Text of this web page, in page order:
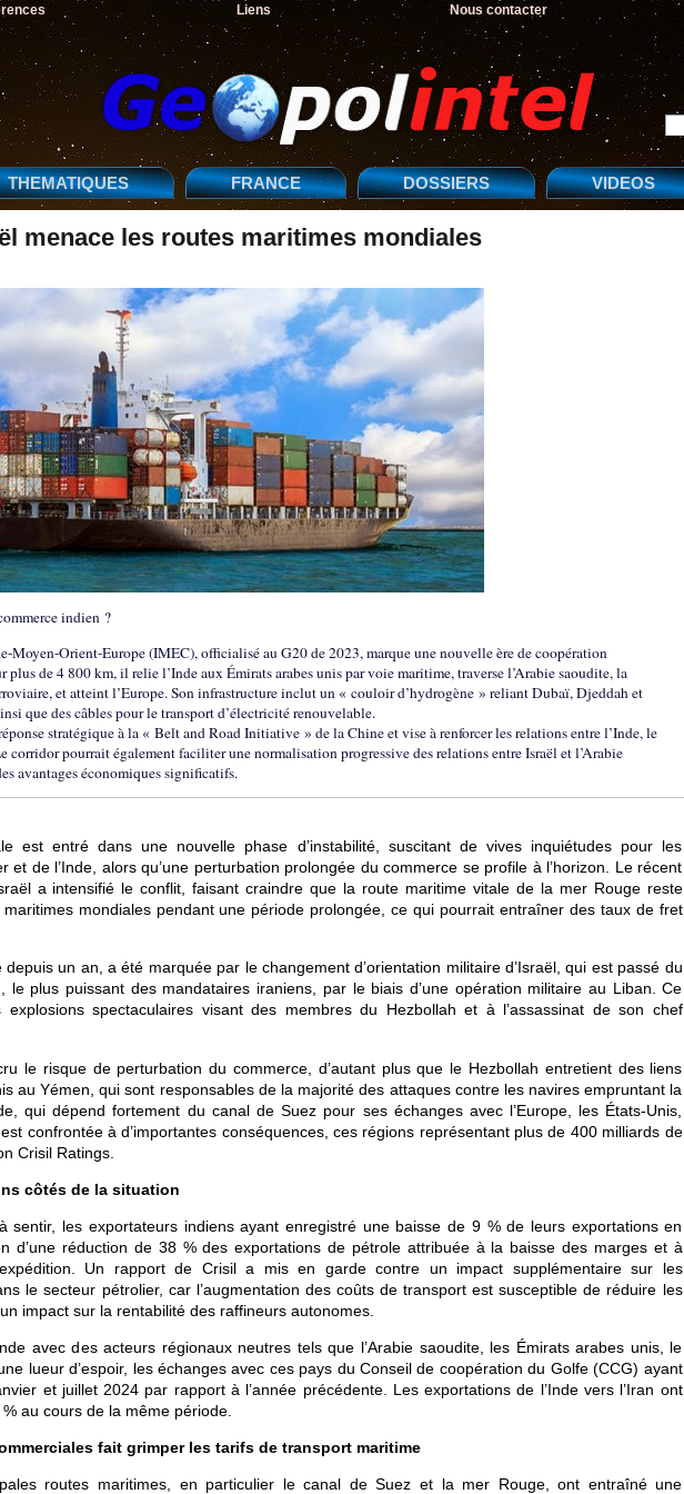
Liens Nous contacter
THEMATIQUES FRANCE DOSSIERS VIDEOS
menace les routes maritimes mondiales
indien ?
Moyen-Orient-Europe (IMEC), officialisé au G20 de 2023, marque une nouvelle ère de coopération
plus de 4 800 km, il relie l’Inde aux Émirats arabes unis par voie maritime, traverse l’Arabie saoudite, la
et atteint l’Europe. Son infrastructure inclut un « couloir d’hydrogène » reliant Dubaï, Djeddah et
que des câbles pour le transport d’électricité renouvelable.
stratégique à la « Belt and Road Initiative » de la Chine et vise à renforcer les relations entre l’Inde, le
corridor pourrait également faciliter une normalisation progressive des relations entre Israël et l’Arabie
avantages économiques significatifs.
est entré dans une nouvelle phase d’instabilité, suscitant de vives inquiétudes pour les
et de l’Inde, alors qu’une perturbation prolongée du commerce se profile à l’horizon. Le récent
a intensifié le conflit, faisant craindre que la route maritime vitale de la mer Rouge reste
mondiales pendant une période prolongée, ce qui pourrait entraîner des taux de fret
depuis un an, a été marquée par le changement d’orientation militaire d’Israël, qui est passé du
le plus puissant des mandataires iraniens, par le biais d’une opération militaire au Liban. Ce
spectaculaires visant des membres du Hezbollah et à l’assassinat de son chef
le risque de perturbation du commerce, d’autant plus que le Hezbollah entretient des liens
au Yémen, qui sont responsables de la majorité des attaques contre les navires empruntant la
qui dépend fortement du canal de Suez pour ses échanges avec l’Europe, les États-Unis,
est confrontée à d’importantes conséquences, ces régions représentant plus de 400 milliards de
Crisil Ratings.
côtés de la situation
sentir, les exportateurs indiens ayant enregistré une baisse de 9 % de leurs exportations en
d’une réduction de 38 % des exportations de pétrole attribuée à la baisse des marges et à
Un rapport de Crisil a mis en garde contre un impact supplémentaire sur les
le secteur pétrolier, car l’augmentation des coûts de transport est susceptible de réduire les
impact sur la rentabilité des raffineurs autonomes.
avec des acteurs régionaux neutres tels que l’Arabie saoudite, les Émirats arabes unis, le
lueur d’espoir, les échanges avec ces pays du Conseil de coopération du Golfe (CCG) ayant
et juillet 2024 par rapport à l’année précédente. Les exportations de l’Inde vers l’Iran ont
au cours de la même période.
fait grimper les tarifs de transport maritime
routes maritimes, en particulier le canal de Suez et la mer Rouge, ont entraîné une